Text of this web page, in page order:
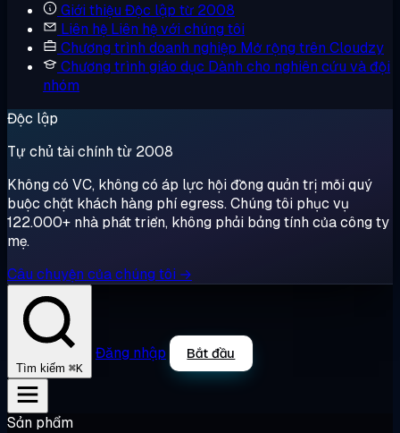
Giới thiệu Độc lập từ 2008
Liên hệ Liên hệ với chúng tôi
Chương trình doanh nghiệp Mở rộng trên Cloudzy
Chương trình giáo dục Dành cho nghiên cứu và đội
nhóm
Độc lập
Tự chủ tài chính từ 2008
Không có VC, không có áp lực hội đồng quản trị mỗi quý
buộc chặt khách hàng phí egress. Chúng tôi phục vụ
122.000+ nhà phát triển, không phải bảng tính của công ty
mẹ.
Câu chuyện của chúng tôi →
Tìm kiếm ⌘K
Đăng nhập Bắt đầu
Sản phẩm